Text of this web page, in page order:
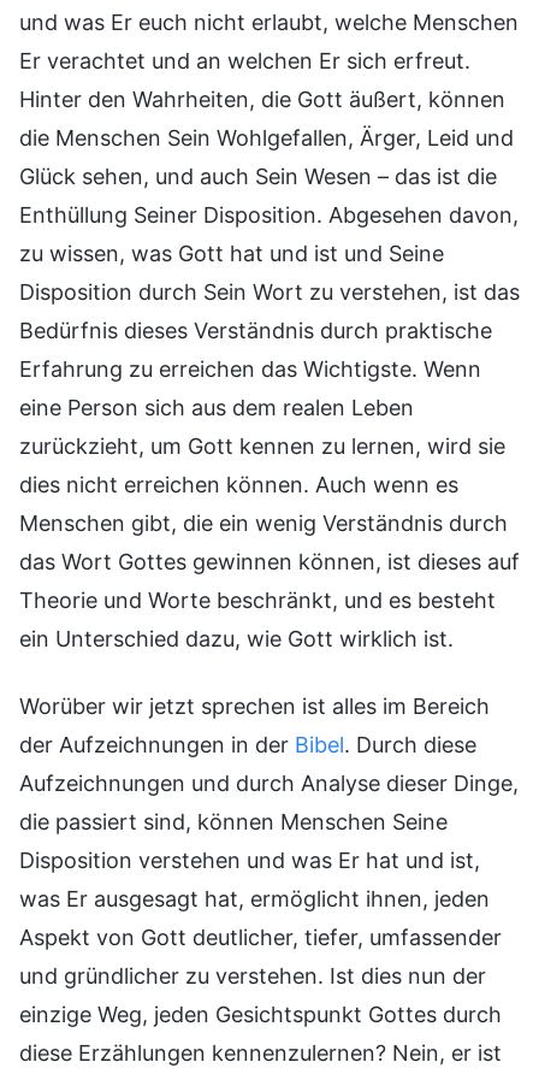
und was Er euch nicht erlaubt, welche Menschen
Er verachtet und an welchen Er sich erfreut.
Hinter den Wahrheiten, die Gott äußert, können
die Menschen Sein Wohlgefallen, Ärger, Leid und
Glück sehen, und auch Sein Wesen – das ist die
Enthüllung Seiner Disposition. Abgesehen davon,
zu wissen, was Gott hat und ist und Seine
Disposition durch Sein Wort zu verstehen, ist das
Bedürfnis dieses Verständnis durch praktische
Erfahrung zu erreichen das Wichtigste. Wenn
eine Person sich aus dem realen Leben
zurückzieht, um Gott kennen zu lernen, wird sie
dies nicht erreichen können. Auch wenn es
Menschen gibt, die ein wenig Verständnis durch
das Wort Gottes gewinnen können, ist dieses auf
Theorie und Worte beschränkt, und es besteht
ein Unterschied dazu, wie Gott wirklich ist.
Worüber wir jetzt sprechen ist alles im Bereich
der Aufzeichnungen in der Bibel. Durch diese
Aufzeichnungen und durch Analyse dieser Dinge,
die passiert sind, können Menschen Seine
Disposition verstehen und was Er hat und ist,
was Er ausgesagt hat, ermöglicht ihnen, jeden
Aspekt von Gott deutlicher, tiefer, umfassender
und gründlicher zu verstehen. Ist dies nun der
einzige Weg, jeden Gesichtspunkt Gottes durch
diese Erzählungen kennenzulernen? Nein, er ist